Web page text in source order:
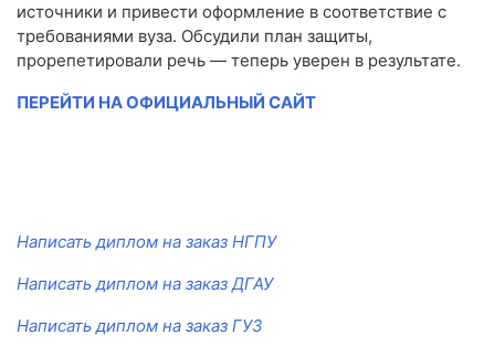
источники и привести оформление в соответствие с
требованиями вуза. Обсудили план защиты,
прорепетировали речь — теперь уверен в результате.
ПЕРЕЙТИ НА ОФИЦИАЛЬНЫЙ САЙТ
Написать диплом на заказ НГПУ
Написать диплом на заказ ДГАУ
Написать диплом на заказ ГУЗ